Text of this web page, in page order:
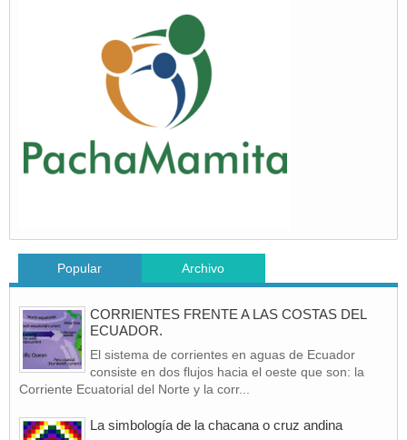
Popular Archivo
CORRIENTES FRENTE A LAS COSTAS DEL
ECUADOR.
El sistema de corrientes en aguas de Ecuador
consiste en dos flujos hacia el oeste que son: la
Corriente Ecuatorial del Norte y la corr...
La simbología de la chacana o cruz andina